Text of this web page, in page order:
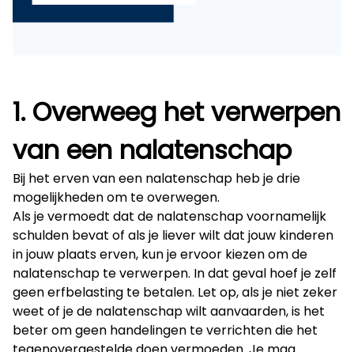
1. Overweeg het verwerpen
van een nalatenschap
Bij het erven van een nalatenschap heb je drie
mogelijkheden om te overwegen.
Als je vermoedt dat de nalatenschap voornamelijk
schulden bevat of als je liever wilt dat jouw kinderen
in jouw plaats erven, kun je ervoor kiezen om de
nalatenschap te verwerpen. In dat geval hoef je zelf
geen erfbelasting te betalen. Let op, als je niet zeker
weet of je de nalatenschap wilt aanvaarden, is het
beter om geen handelingen te verrichten die het